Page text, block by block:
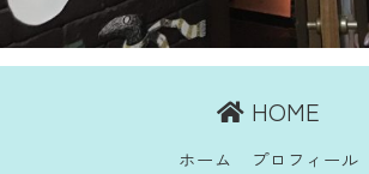
HOME
ホーム
プロフィール